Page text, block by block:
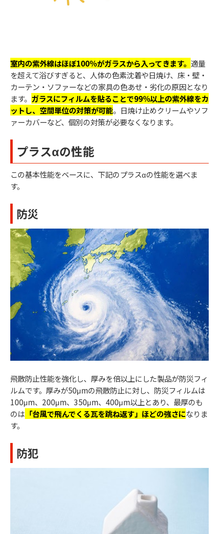
室内の紫外線はほぼ100％がガラスから入ってきます。 適量
を超えて浴びすぎると、人体の色素沈着や日焼け、床・壁・
カーテン・ソファーなどの家具の色あせ・劣化の原因となり
ます。 ガラスにフィルムを貼ることで99％以上の紫外線をカ
ットし、空間単位の対策が可能。日焼け止めクリームやソフ
ァーカバーなど、個別の対策が必要なくなります。
プラスαの性能
この基本性能をベースに、下記のプラスαの性能を選べま
す。
防災
飛散防止性能を強化し、厚みを倍以上にした製品が防災フィ
ルムです。厚みが50μmの飛散防止に対し、防災フィルムは
100μm、200μm、350μm、400μm以上とあり、最厚のも
のは 「台風で飛んでくる瓦を跳ね返す」ほどの強さになりま
す。
防犯